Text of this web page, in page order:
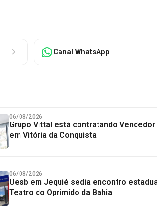
Canal WhatsApp
06/08/2026
Grupo Vittal está contratando Vendedor
em Vitória da Conquista
06/08/2026
Uesb em Jequié sedia encontro
Teatro do Oprimido da Bahia